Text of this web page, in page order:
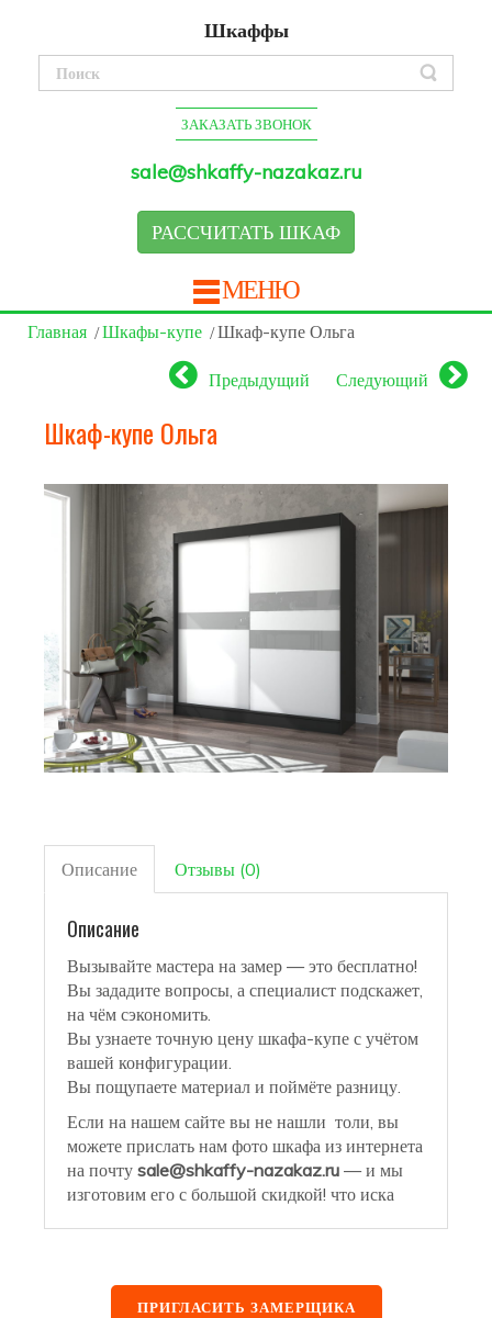
Шкаффы
ЗАКАЗАТЬ ЗВОНОК
sale@shkaffy-nazakaz.ru
РАССЧИТАТЬ ШКАФ
МЕНЮ
Главная Шкафы-купе Шкаф-купе Ольга
Предыдущий Следующий
Шкаф-купе Ольга
Описание Отзывы (0)
Описание
Вызывайте мастера на замер — это бесплатно!
Вы зададите вопросы, а специалист подскажет,
на чём сэкономить.
Вы узнаете точную цену шкафа-купе с учётом
вашей конфигурации.
Вы пощупаете материал и поймёте разницу.
Если на нашем сайте вы не нашли толи, вы
можете прислать нам фото шкафа из интернета
на почту sale@shkaffy-nazakaz.ru — и мы
изготовим его с большой скидкой! что иска
ПРИГЛАСИТЬ ЗАМЕРЩИКА